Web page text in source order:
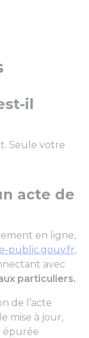
il
Seule votre
acte de
en ligne,
public.gouv.fr,
avec
particuliers.
de l’acte
mise à jour,
épurée